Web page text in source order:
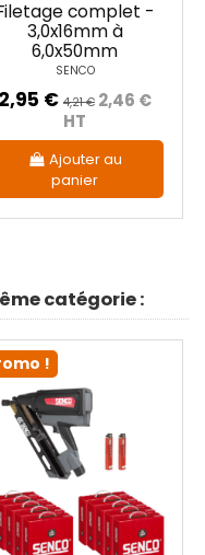
complet -
3,0x16mm à
6,0x50mm
SENCO
2,95 € 4,21 € 2,46 €
HT
Ajouter au
panier
catégorie :
!